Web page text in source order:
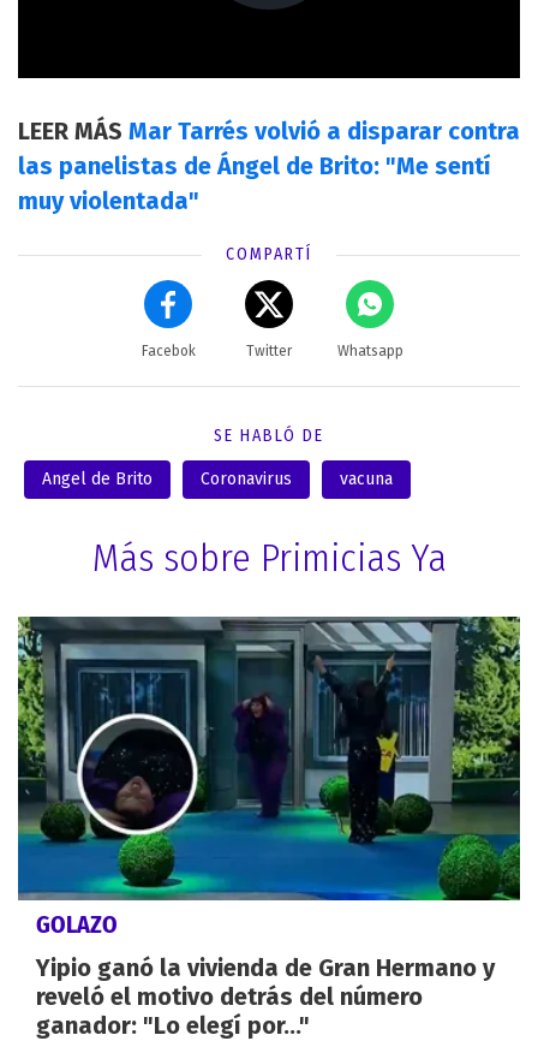
LEER MÁS Mar Tarrés volvió a disparar contra
las panelistas de Ángel de Brito: "Me sentí
muy violentada"
COMPARTÍ
Facebok Twitter Whatsapp
SE HABLÓ DE
Angel de Brito Coronavirus vacuna
Más sobre Primicias Ya
GOLAZO
Yipio ganó la vivienda de Gran Hermano y
reveló el motivo detrás del número
ganador: "Lo elegí por..."